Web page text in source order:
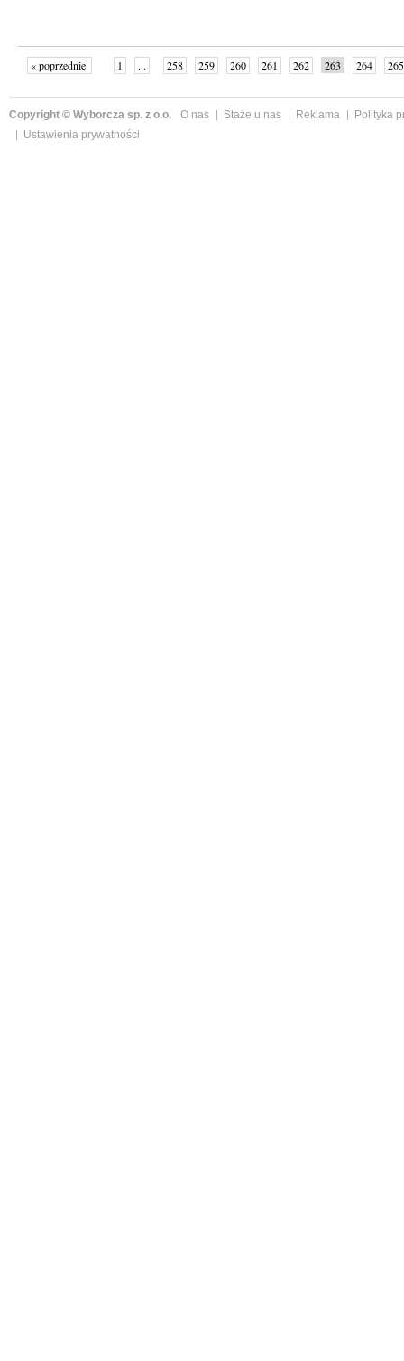
« poprzednie 1 ... 258 259 260 261 262 263 264
265
Copyright © Wyborcza sp. z o.o. O nas Staże u nas Reklama
Polityka
Ustawienia prywatności